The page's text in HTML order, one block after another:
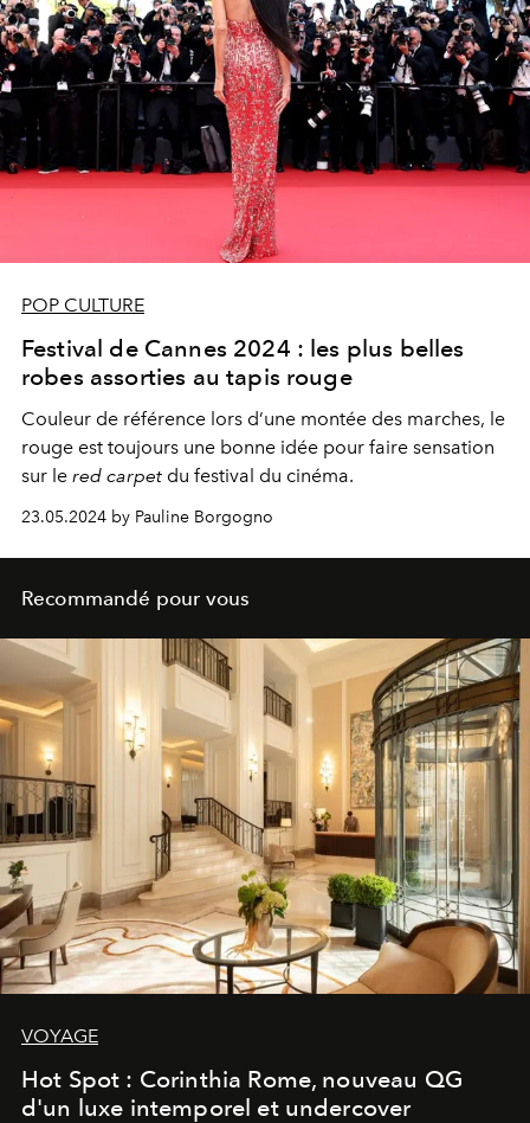
POP CULTURE
Festival de Cannes 2024 : les plus belles
robes assorties au tapis rouge
Couleur de référence lors d’une montée des marches, le
rouge est toujours une bonne idée pour faire sensation
sur le red carpet du festival du cinéma.
23.05.2024 by Pauline Borgogno
Recommandé pour vous
VOYAGE
Hot Spot : Corinthia Rome, nouveau QG
d'un luxe intemporel et undercover